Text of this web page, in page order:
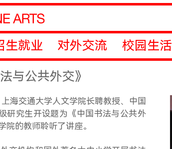
生就业 对外交流 校园生活
与公共外交》
海交通大学人文学院长聘教授、中国
研究生开设题为《中国书法与公共外
的教师聆听了讲座。